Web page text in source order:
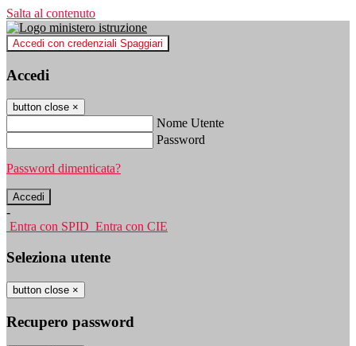
Salta al contenuto
Accedi con credenziali Spaggiari
Accedi
button close ×
Nome Utente
Password
Password dimenticata?
-
Entra con SPID Entra con CIE
Seleziona utente
button close ×
Recupero password